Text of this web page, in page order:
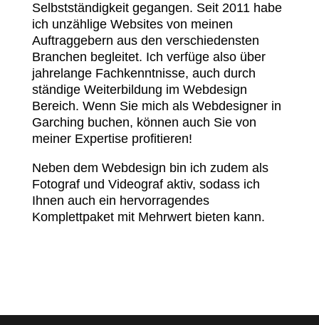
Selbstständigkeit gegangen. Seit 2011 habe
ich unzählige Websites von meinen
Auftraggebern aus den verschiedensten
Branchen begleitet. Ich verfüge also über
jahrelange Fachkenntnisse, auch durch
ständige Weiterbildung im Webdesign
Bereich. Wenn Sie mich als Webdesigner in
Garching buchen, können auch Sie von
meiner Expertise profitieren!
Neben dem Webdesign bin ich zudem als
Fotograf und Videograf aktiv, sodass ich
Ihnen auch ein hervorragendes
Komplettpaket mit Mehrwert bieten kann.